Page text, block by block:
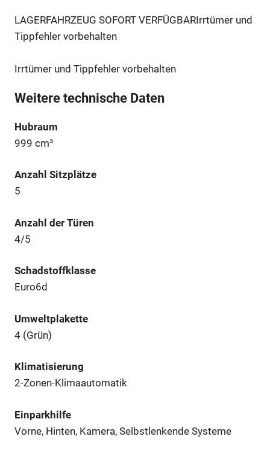
LAGERFAHRZEUG SOFORT VERFÜGBARIrrtümer und
Tippfehler vorbehalten
Irrtümer und Tippfehler vorbehalten
Weitere technische Daten
Hubraum
999 cm³
Anzahl Sitzplätze
5
Anzahl der Türen
4/5
Schadstoffklasse
Euro6d
Umweltplakette
4 (Grün)
Klimatisierung
2-Zonen-Klimaautomatik
Einparkhilfe
Vorne, Hinten, Kamera, Selbstlenkende Systeme